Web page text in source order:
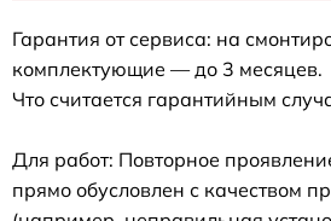
Гарантия от сервиса: на
комплектующие — до 3 месяцев.
Что считается гарантийным
Для работ: Повторное
прямо обусловлен с качеством